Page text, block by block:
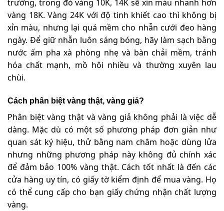
trường, trong đó vàng 10K, 14K sẽ xỉn màu nhanh hơn
vàng 18K. Vàng 24K với độ tinh khiết cao thì không bị
xỉn màu, nhưng lại quá mềm cho nhẫn cưới đeo hàng
ngày. Để giữ nhẫn luôn sáng bóng, hãy làm sạch bằng
nước ấm pha xà phòng nhẹ và bàn chải mềm, tránh
hóa chất mạnh, mồ hôi nhiều và thường xuyên lau
chùi.
Cách phân biệt vàng thật, vàng giả?
Phân biệt vàng thật và vàng giả không phải là việc dễ
dàng. Mặc dù có một số phương pháp đơn giản như
quan sát ký hiệu, thử bằng nam châm hoặc dùng lửa
nhưng những phương pháp này không đủ chính xác
để đảm bảo 100% vàng thật. Cách tốt nhất là đến các
cửa hàng uy tín, có giấy tờ kiểm định để mua vàng. Họ
có thể cung cấp cho bạn giấy chứng nhận chất lượng
vàng.